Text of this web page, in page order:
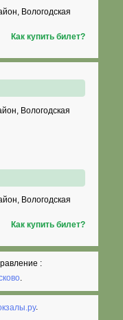
Вологодская
Как купить билет?
Вологодская
Вологодская
Как купить билет?
:
.
.